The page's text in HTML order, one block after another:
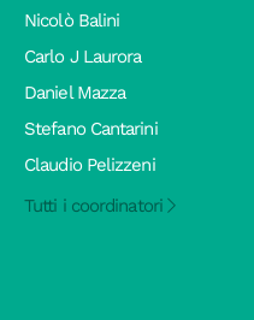
Nicolò Balini
Carlo J Laurora
Daniel Mazza
Stefano Cantarini
Claudio Pelizzeni
Tutti i coordinatori